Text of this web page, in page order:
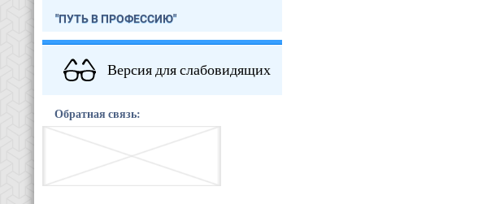
"ПУТЬ В ПРОФЕССИЮ"
Версия для слабовидящих
Обратная связь: